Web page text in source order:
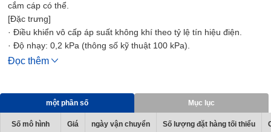
cắm cáp có thể.
[Đặc trưng]
· Điều khiển vô cấp áp suất không khí theo tỷ lệ tín hiệu điện.
· Độ nhạy: 0,2 kPa (thông số kỹ thuật 100 kPa).
· Độ tuyến tính: trong khoảng ±1% (F.S.)
· 2 hướng có thể có của đầu vào cáp.
· Thông số kỹ thuật không dầu mỡ (Dòng ITV1000).
Đọc thêm
một phần số Mục lục
Số mô hình Giá ngày vận chuyển Số lượng đặt hàng tối thiểu